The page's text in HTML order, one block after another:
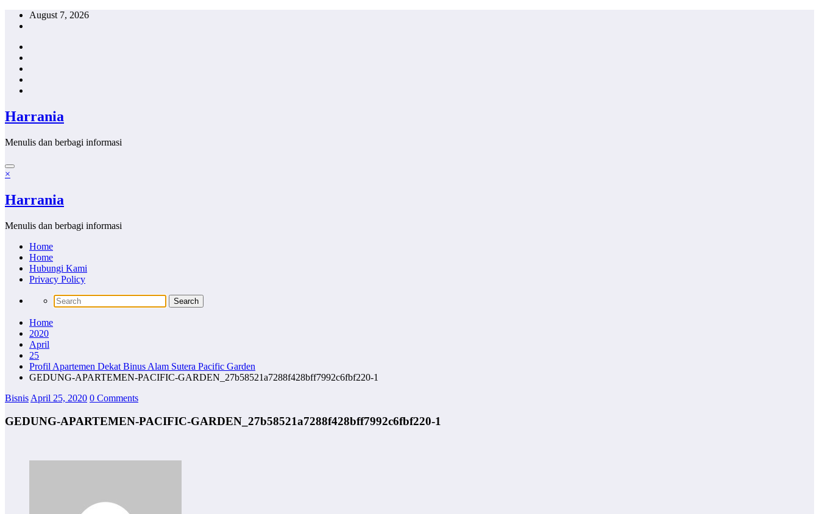
Skip
August 7, 2026
Harrania
Menulis dan berbagi informasi
×
Harrania
Menulis dan berbagi informasi
Home
Home
Hubungi Kami
Privacy Policy
Home
2020
April
25
Profil Apartemen Dekat Binus Alam Sutera Pacific Garden
GEDUNG-APARTEMEN-PACIFIC-GARDEN_27b58521a7288f428bff7992c6fbf220-1
Bisnis April 25, 2020 0 Comments
GEDUNG-APARTEMEN-PACIFIC-GARDEN_27b58521a7288f428bff7992c6fbf220-1